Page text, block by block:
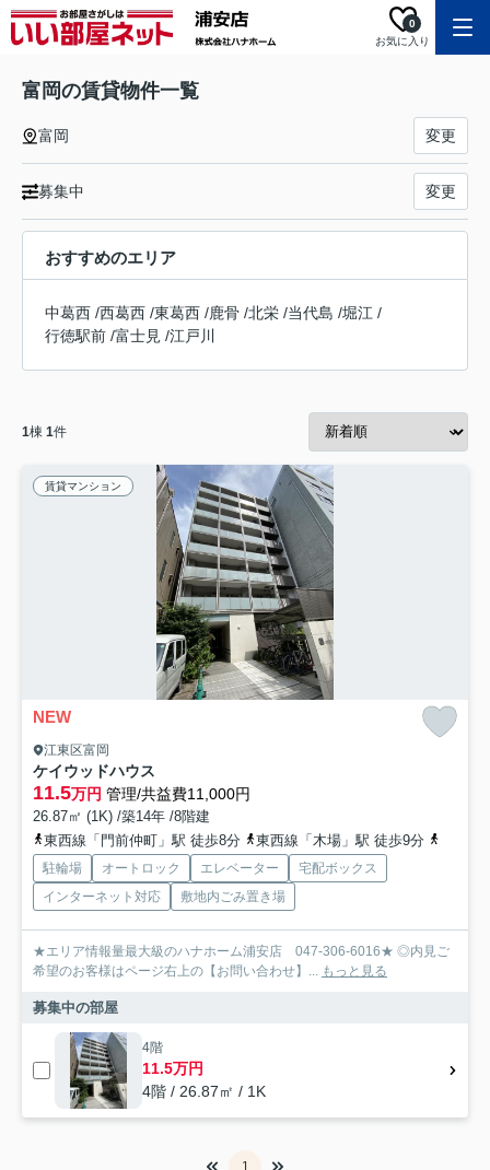
お気に入り
0
富岡の賃貸物件一覧
富岡 変更
募集中 変更
おすすめのエリア
中葛西 /西葛西 /東葛西 /鹿骨 /北栄 /当代島 /堀江 /
行徳駅前 /富士見 /江戸川
1棟 1件
賃貸マンション
NEW
江東区富岡
ケイウッドハウス
11.5万円 管理/共益費11,000円
26.87㎡ (1K) /築14年 /8階建
東西線「門前仲町」駅 徒歩8分
東西線「木場」駅 徒歩9分
駐輪場 オートロック エレベーター
宅配ボックス
インターネット対応
敷地内ごみ置き場
★エリア情報量最大級のハナホーム浦安店 047-306-6016★ ◎内見ご
希望のお客様はページ右上の【お問い合わせ】... もっと見る
募集中の部屋
4階
11.5万円
4階 / 26.87㎡ / 1K
1